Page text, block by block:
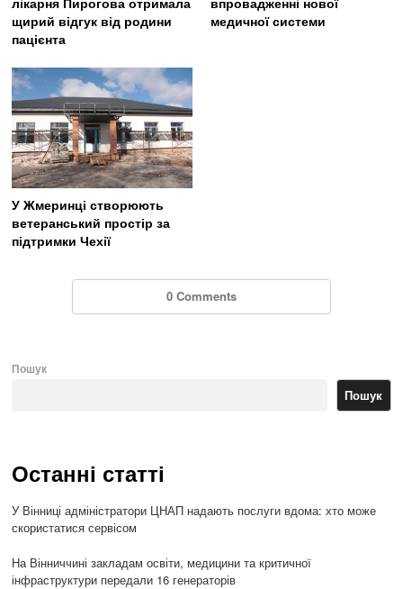
щирий відгук від родини
пацієнта
медичної системи
У Жмеринці створюють
ветеранський простір за
підтримки Чехії
0 Comments
Пошук
Пошук
Останні статті
У Вінниці адміністратори ЦНАП надають послуги вдома: хто може
скористатися сервісом
На Вінниччині закладам освіти, медицини та критичної
інфраструктури передали 16 генераторів